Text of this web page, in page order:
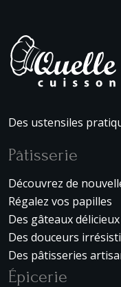
Des ustensiles
Pâtisserie
Découvrez de
Régalez vos papilles
Des gâteaux délicieux
Des douceurs
Des pâtisseries
Épicerie